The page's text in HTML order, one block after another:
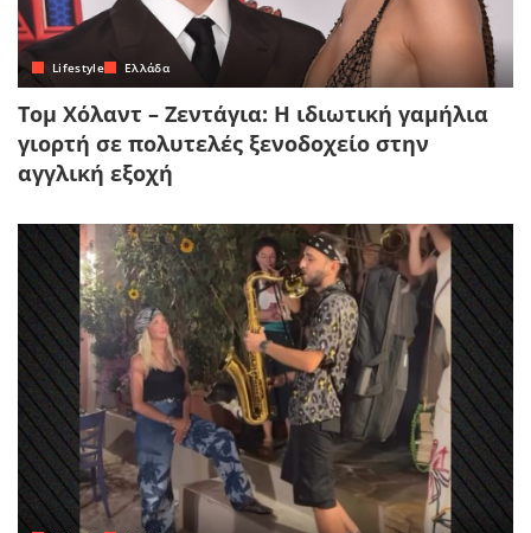
Lifestyle Ελλάδα
Τομ Χόλαντ – Ζεντάγια: Η ιδιωτική γαμήλια
γιορτή σε πολυτελές ξενοδοχείο στην
αγγλική εξοχή